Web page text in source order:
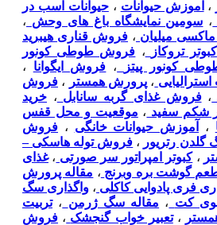
، آموزش حیوانات ،حیوانات اسب در
، سومین نمایشگاه باغ های وحش ،
میلیان ، فروش قناری هیبرید
کبوتر تروکاز ، فروش طوطی کونور
کونور پیتز ، فروش ایگوانا ،
، پرورش همستر ، فروش
،فروش غذای گربه سانابل ، خرید
شکم سفید ، موقعیت و محل قفس
، آموزش حیوانات خانگی ، فروش
گلدن رتریور ، فروش توله هاسکی –
،کبوتر امپراتور سر صورتی ،غذای
طعم گوشت بره وبرنج ، مقاله پرورش
فری پادوایی کاکلی ، واگذاری سگ
کت ، مقاله سگ ژرمن ،تربیت
،تعبیر خواب گنجشک ، فروش